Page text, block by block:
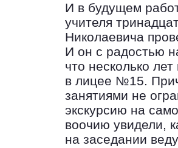
И в будущем
учителя
Николаевича
И он с радостью
что несколько
в лицее №15.
занятиями не
экскурсию на
воочию увидели,
на заседании